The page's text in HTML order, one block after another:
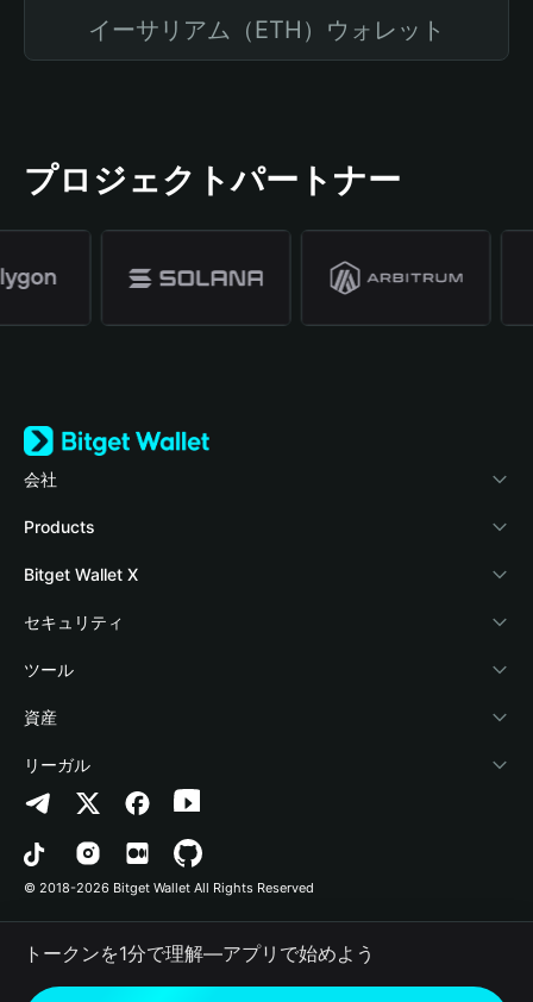
イーサリアム（ETH）ウォレット
プロジェクトパートナー
会社
Bitget Walletについて
ブログ
アカデミー
暗号資産ニュース
Help Center
お問い合わせ
ブランドリソース
キャリア
Products
Crypto Card
Stablecoin Earn
Payfi Crypto
Crypto Swap API
Altcoin Season Index
Prediction Markets
DApp
RWA
Bitget Wallet X
デベロッパー
ウォレットを接続
Bitget Wallet Pay
プロジェクトを掲載
セキュリティ
保護基金
セキュリティ技術
ツール
暗号資産を購入
認証検出
コントラクト検出
一括送金
資産
Arbitrum
Avalanche
Bitcoin
Polygon
リーガル
プライバシーポリシー
利用規約
© 2018-2026 Bitget Wallet All Rights Reserved
トークンを1分で理解―アプリで始めよう